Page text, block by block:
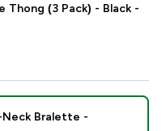
Thong (3 Pack) - Black -
Neck Bralette -